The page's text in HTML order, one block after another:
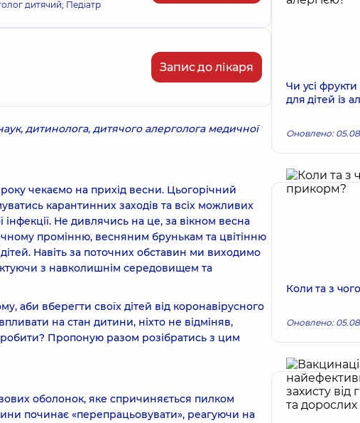
дитячий; Педіатр
Запис до лікаря
дитинолога, дитячого алерголога медичної
чекаємо на прихід весни. Цьогорічний
карантинних заходів та всіх можливих
інфекції. Не дивлячись на це, за вікном весна
промінню, весняним брунькам та цвітінню
Навіть за поточних обставин ми виходимо
з навколишнім середовищем та
аби вберегти своїх дітей від коронавірусного
на стан дитини, ніхто не відміняв,
Пропоную разом розібратись з цим
оболонок, яке спричиняється пилком
починає «перепрацьовувати», реагуючи на
Чи усі фрукти
для дітей із
Оновлено:
Коли та з
Оновлено: